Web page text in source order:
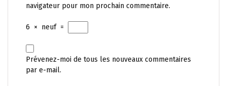
navigateur pour mon prochain commentaire.
6 × neuf =
Prévenez-moi de tous les nouveaux commentaires
par e-mail.